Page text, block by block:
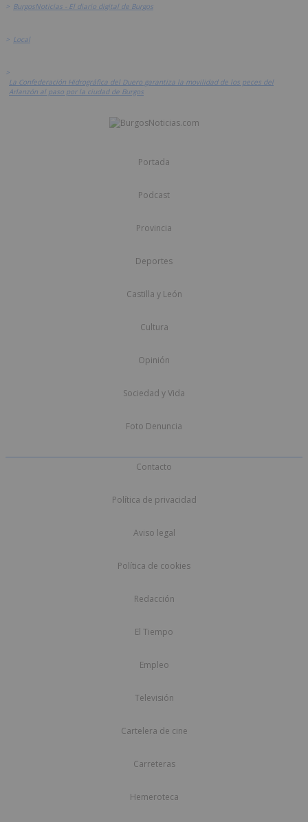
> BurgosNoticias - El diario digital de Burgos
> Local
>
La Confederación Hidrográfica del Duero garantiza la movilidad de los peces del
Arlanzón al paso por la ciudad de Burgos
Portada
Podcast
Provincia
Deportes
Castilla y León
Cultura
Opinión
Sociedad y Vida
Foto Denuncia
Contacto
Política de privacidad
Aviso legal
Política de cookies
Redacción
El Tiempo
Empleo
Televisión
Cartelera de cine
Carreteras
Hemeroteca